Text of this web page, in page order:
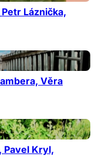
Láznička,
Věra
Pavel Kryl,